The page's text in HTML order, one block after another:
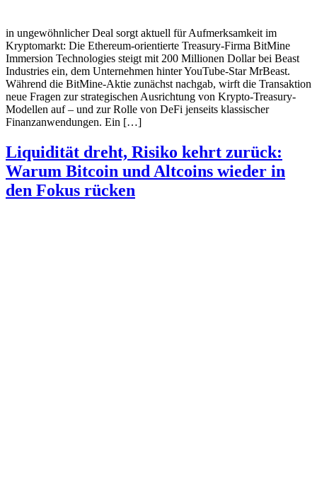
in ungewöhnlicher Deal sorgt aktuell für Aufmerksamkeit im
Kryptomarkt: Die Ethereum-orientierte Treasury-Firma BitMine
Immersion Technologies steigt mit 200 Millionen Dollar bei Beast
Industries ein, dem Unternehmen hinter YouTube-Star MrBeast.
Während die BitMine-Aktie zunächst nachgab, wirft die Transaktion
neue Fragen zur strategischen Ausrichtung von Krypto-Treasury-
Modellen auf – und zur Rolle von DeFi jenseits klassischer
Finanzanwendungen. Ein […]
Liquidität dreht, Risiko kehrt zurück:
Warum Bitcoin und Altcoins wieder in
den Fokus rücken